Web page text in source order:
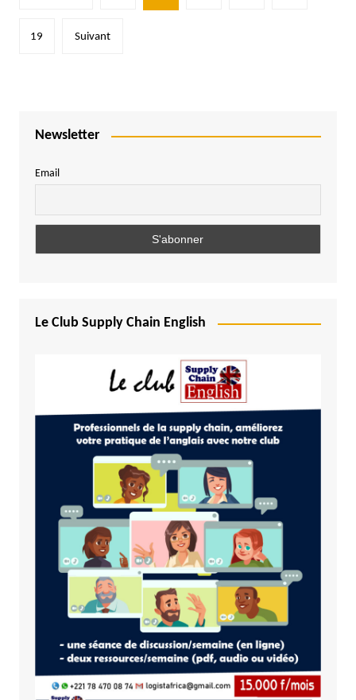
publications
19 Suivant
Newsletter
Email
Le Club Supply Chain English